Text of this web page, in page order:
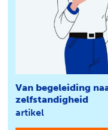
Van begeleiding
zelfstandigheid
artikel